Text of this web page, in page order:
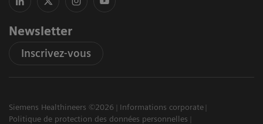
Newsletter
Inscrivez-vous
Siemens Healthineers ©2026
Informations corporate
Politique de protection des données personnelles